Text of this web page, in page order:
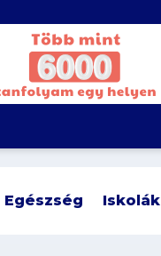
Egészség Iskolák